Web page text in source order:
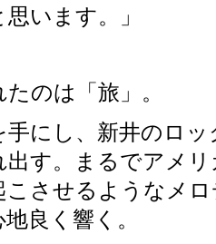
います。」
のは「旅」。
手にし、新井のロ
出す。まるでアメ
こさせるようなメ
良く響く。